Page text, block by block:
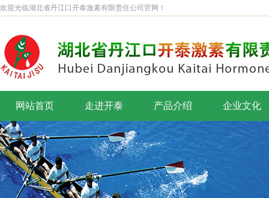
欢迎光临湖北省丹江口开泰激素有限责任公司官网！
网站首页 走进开泰
公司简介
董事长致辞
企业风采
产品介绍 企业文化
企业理念
企业标识
开泰之歌